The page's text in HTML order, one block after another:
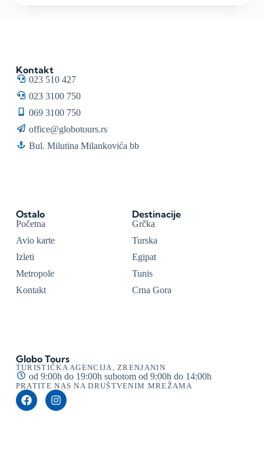
Globo Tours
TURISTIČKA AGENCIJA, ZRENJANIN
od 9:00h do 19:00h subotom od 9:00h do 14:00h
PRATITE NAS NA DRUŠTVENIM MREŽAMA
Destinacije
Grčka
Turska
Egipat
Tunis
Crna Gora
Ostalo
Početna
Avio karte
Izleti
Metropole
Kontakt
Kontakt
023 510 427
023 3100 750
069 3100 750
office@globotours.rs
Bul. Milutina Milankovića bb